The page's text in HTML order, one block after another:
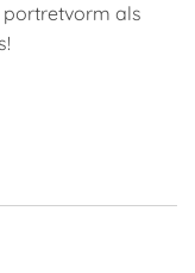
portretvorm als